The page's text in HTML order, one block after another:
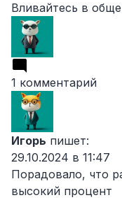
Вливайтесь в
1 комментарий
Игорь пишет:
29.10.2024 в 11:47
Порадовало, что
высокий процент